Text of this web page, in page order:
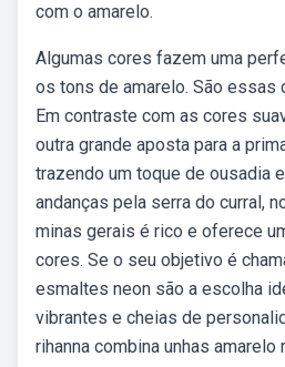
com o amarelo.
Algumas cores fazem uma
os tons de amarelo. São essas
Em contraste com as cores
outra grande aposta para a
trazendo um toque de ousadia
andanças pela serra do curral,
minas gerais é rico e oferece
cores. Se o seu objetivo é
esmaltes neon são a escolha
vibrantes e cheias de
rihanna combina unhas